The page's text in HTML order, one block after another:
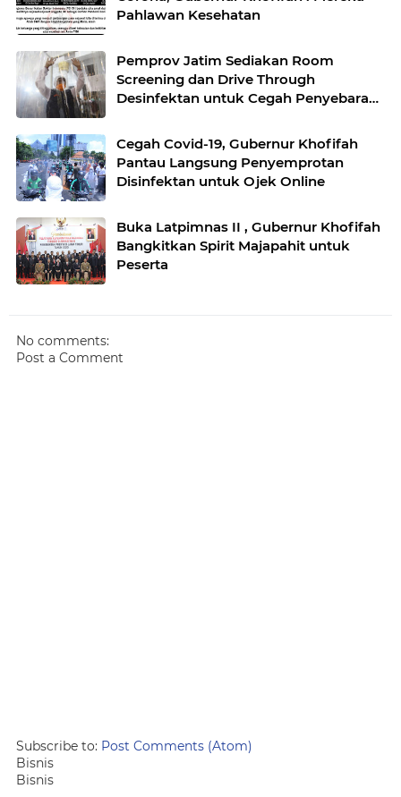
Pahlawan Kesehatan
Pemprov Jatim Sediakan Room
Screening dan Drive Through
Desinfektan untuk Cegah Penyebaran
Cegah Covid-19, Gubernur Khofifah
Pantau Langsung Penyemprotan
Disinfektan untuk Ojek Online
Buka Latpimnas II , Gubernur Khofifah
Bangkitkan Spirit Majapahit untuk
Peserta
No comments:
Post a Comment
Subscribe to: Post Comments (Atom)
Bisnis
Bisnis